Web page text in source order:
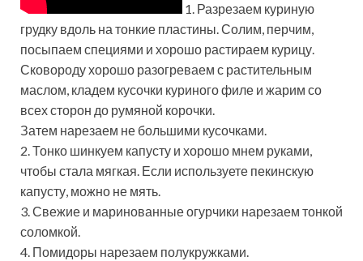
1. Разрезаем куриную
грудку вдоль на тонкие пластины. Солим, перчим,
посыпаем специями и хорошо растираем курицу.
Сковороду хорошо разогреваем с растительным
маслом, кладем кусочки куриного филе и жарим со
всех сторон до румяной корочки.
Затем нарезаем не большими кусочками.
2. Тонко шинкуем капусту и хорошо мнем руками,
чтобы стала мягкая. Если используете пекинскую
капусту, можно не мять.
3. Свежие и маринованные огурчики нарезаем тонкой
соломкой.
4. Помидоры нарезаем полукружками.